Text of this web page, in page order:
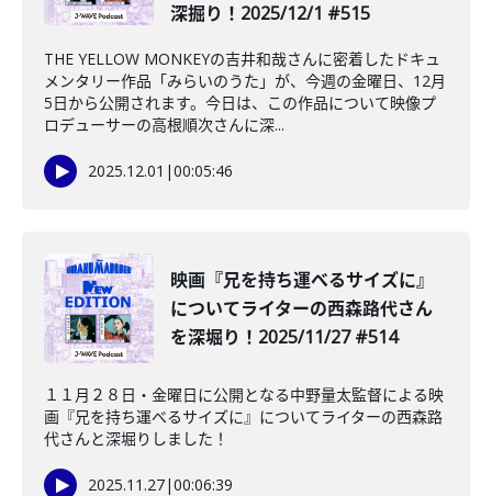
深掘り！2025/12/1 #515
THE YELLOW MONKEYの吉井和哉さんに密着したドキュ
メンタリー作品「みらいのうた」が、今週の金曜日、12月
5日から公開されます。今日は、この作品について映像プ
ロデューサーの高根順次さんに深...
2025.12.01 |00:05:46
映画『兄を持ち運べるサイズに』
についてライターの西森路代さん
を深堀り！2025/11/27 #514
１１月２８日・金曜日に公開となる中野量太監督による映
画『兄を持ち運べるサイズに』についてライターの西森路
代さんと深堀りしました！
2025.11.27|00:06:39